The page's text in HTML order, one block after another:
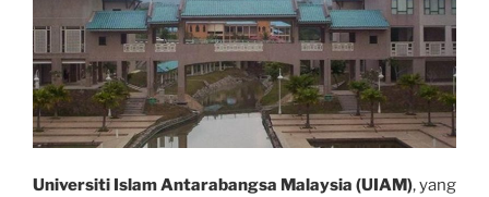
Universiti Islam Antarabangsa Malaysia (UIAM), yang